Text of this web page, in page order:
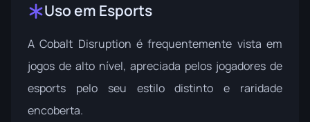
Uso em Esports
A Cobalt Disruption é frequentemente vista em
jogos de alto nível, apreciada pelos jogadores de
esports pelo seu estilo distinto e raridade
encoberta.